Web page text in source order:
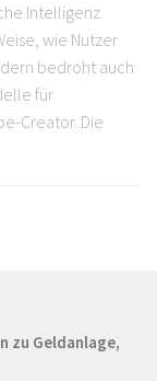
Intelligenz
wie Nutzer
bedroht auch
für
Creator. Die
zu Geldanlage,